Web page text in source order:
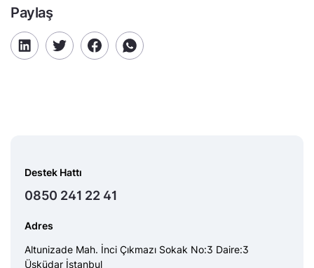
Paylaş
Destek Hattı
0850 241 22 41
Adres
Altunizade Mah. İnci Çıkmazı Sokak No:3 Daire:3
Üsküdar İstanbul